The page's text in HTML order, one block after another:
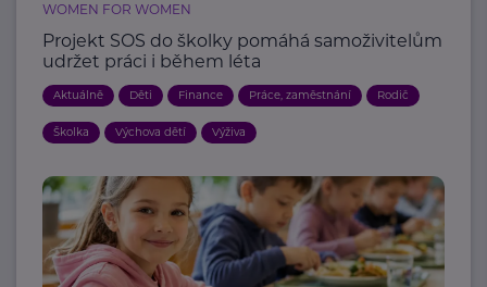
WOMEN FOR WOMEN
Projekt SOS do školky pomáhá samoživitelům
udržet práci i během léta
Aktuálně Děti Finance Práce, zaměstnání Rodič
Školka Výchova dětí Výživa